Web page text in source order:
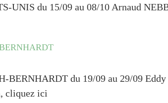
UNIS du 15/09 au 08/10 Arnaud
BERNHARDT du 19/09 au 29/09
cliquez ici